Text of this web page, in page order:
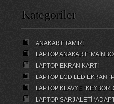
Kategoriler
ANAKART TAMİRİ
LAPTOP ANAKART
LAPTOP EKRAN KARTI
LAPTOP LCD LED EKRAN
LAPTOP KLAVYE
LAPTOP ŞARJ ALETİ